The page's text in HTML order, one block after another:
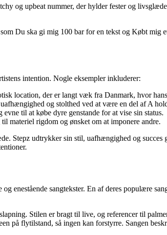
og upbeat nummer, der hylder fester og
Du ska gi mig 100 bar for en tekst og Købt mig
intention. Nogle eksempler inkluderer:
location, der er langt væk fra Danmark, hvor
og stolthed ved at være en del af A
til at købe dyre genstande for at vise sin status.
materiel rigdom og ønsket om at imponere andre.
Stepz udtrykker sin stil, uafhængighed og
enestående sangtekster. En af deres populære
Stilen er bragt til live, og referencer til
på flytilstand, så ingen kan forstyrre. Sangen